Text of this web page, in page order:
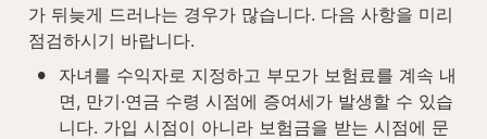
가 뒤늦게 드러나는 경우가 많습니다. 다음 사항을 미리
점검하시기 바랍니다.
•
자녀를 수익자로 지정하고 부모가 보험료를 계속 내
면, 만기·연금 수령 시점에 증여세가 발생할 수 있습
니다. 가입 시점이 아니라 보험금을 받는 시점에 문